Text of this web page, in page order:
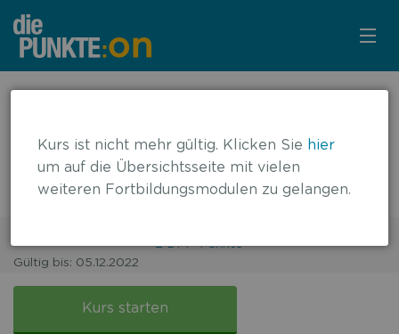
KURSÜBERSICHT
LOGIN
KOSTENLOS ANMELDEN
Immuntherapie des nicht-
kleinzelligen Bronchialkarzinoms
(NSCLC)
2 DFP-Punkte
Gültig bis: 05.12.2022
Immuntherapie
Kurs starten
Kurs ist nicht mehr gültig. Klicken Sie hier
um auf die Übersichtsseite mit vielen
weiteren Fortbildungsmodulen zu gelangen.